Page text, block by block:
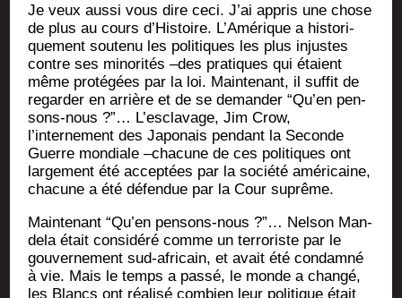
Je veux aus­si vous dire ceci. J’ai appris une chose
de plus au cours d’Histoire. L’Amérique a his­to­ri­
que­ment sou­te­nu les poli­tiques les plus injustes
contre ses mino­ri­tés –des pra­tiques qui étaient
même pro­té­gées par la loi. Main­te­nant, il suf­fit de
regar­der en arrière et de se deman­der “Qu’en pen­
sons-nous ?”… L’esclavage, Jim Crow,
l’internement des Japo­nais pen­dant la Seconde
Guerre mon­diale –cha­cune de ces poli­tiques ont
lar­ge­ment été accep­tées par la socié­té amé­ri­caine,
cha­cune a été défen­due par la Cour suprême.
Main­te­nant “Qu’en pen­sons-nous ?”… Nel­son Man­
de­la était consi­dé­ré comme un ter­ro­riste par le
gou­ver­ne­ment sud-afri­cain, et avait été condam­né
à vie. Mais le temps a pas­sé, le monde a chan­gé,
les Blancs ont réa­li­sé com­bien leur poli­tique était